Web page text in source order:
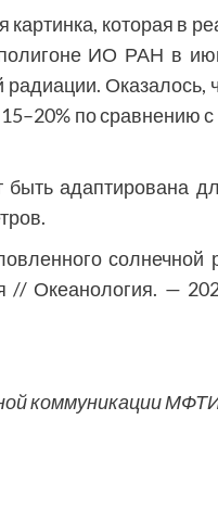
которая в
ИО РАН в
Оказалось,
по сравнению
адаптирована
солнечной
// Океанология. —
коммуникации